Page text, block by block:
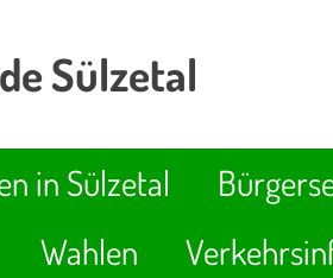
Sülzetal
in Sülzetal
Wahlen